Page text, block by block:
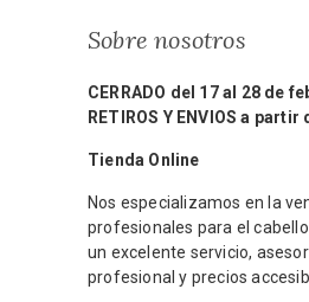
Sobre nosotros
CERRADO del 17 al 28 de
RETIROS Y ENVIOS a
Tienda Online
Nos especializamos en la
profesionales para el
un excelente servicio,
profesional y precios